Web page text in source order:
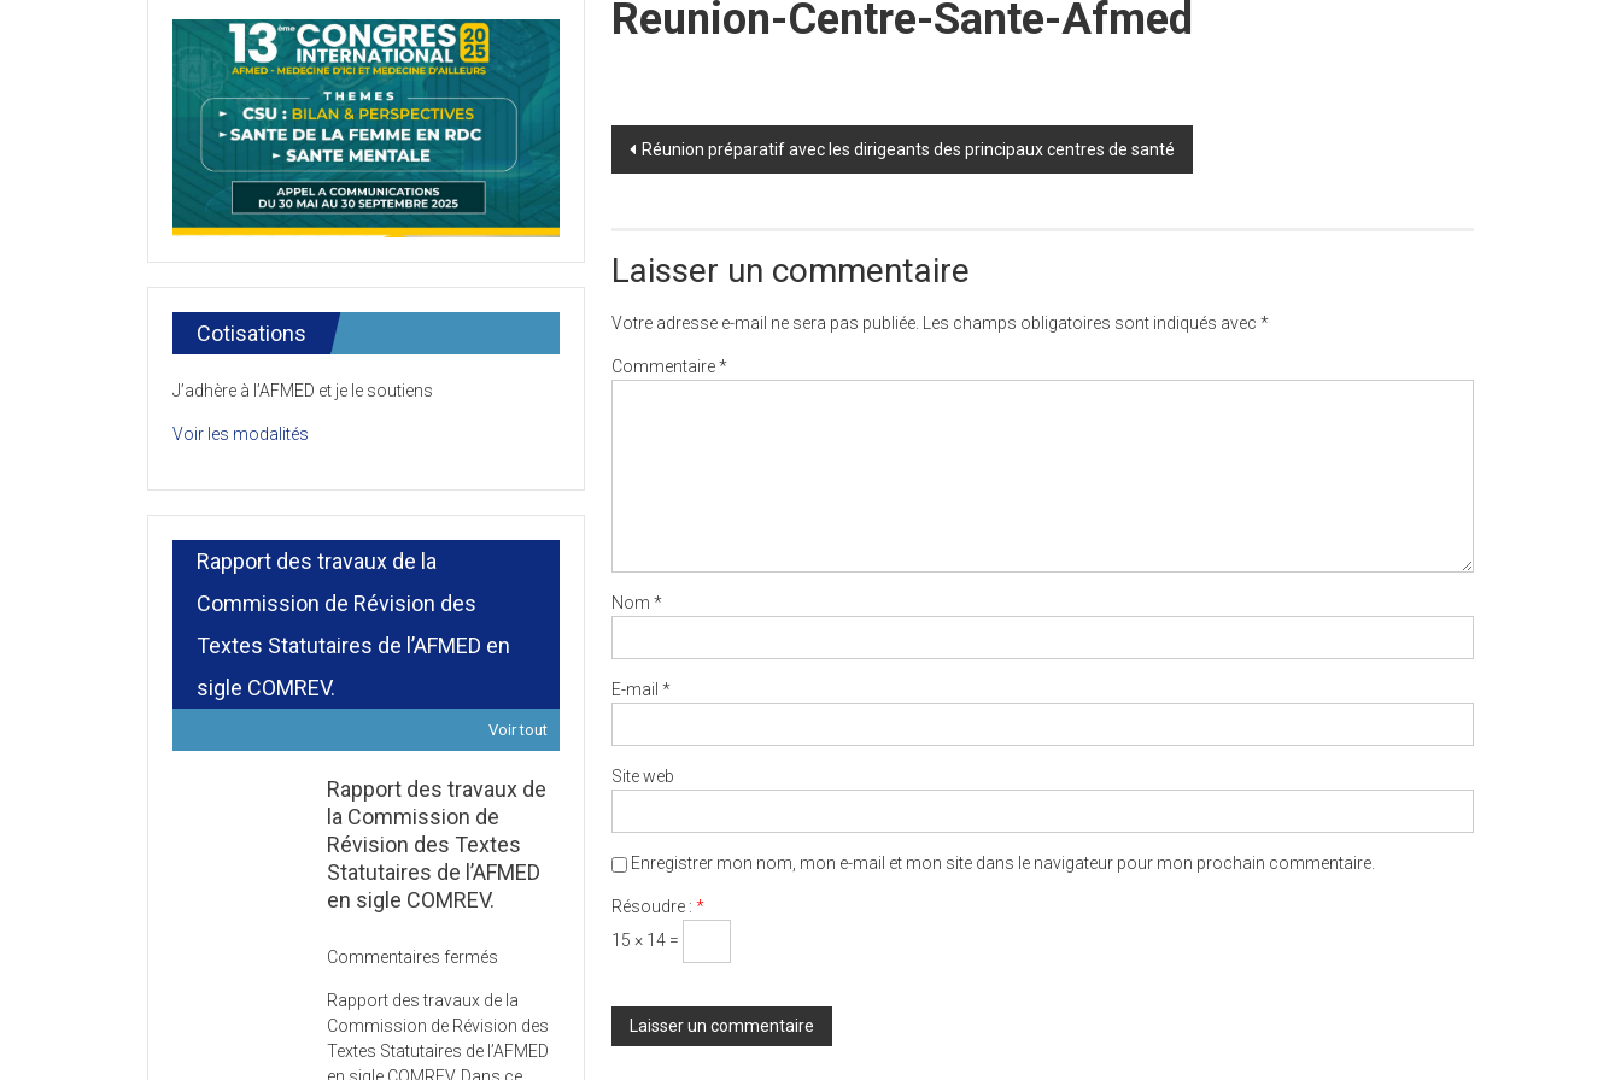
Reunion-Centre-Sante-Afmed
Post
Réunion préparatif avec les dirigeants des principaux centres de santé
Laisser un commentaire
Votre adresse e-mail ne sera pas publiée. Les champs obligatoires sont indiqués avec *
Commentaire*
Nom *
E-mail *
Site web
Enregistrer mon nom, mon e-mail et mon site dans le navigateur pour mon prochain commentaire.
Résoudre : *
15 × 14 =
Cotisations
J’adhère à l’AFMED et je le soutiens
Voir les modalités
Rapport des travaux de la
Commission de Révision des
Textes Statutaires de l’AFMED en
sigle COMREV.
Voir tout
Rapport des travaux de
la Commission de
Révision des Textes
Statutaires de l’AFMED
en sigle COMREV.
Commentaires fermés
des
travaux
de
Rapport des travaux de la
Commission de Révision des
Textes Statutaires de l’AFMED
en sigle COMREV. Dans ce